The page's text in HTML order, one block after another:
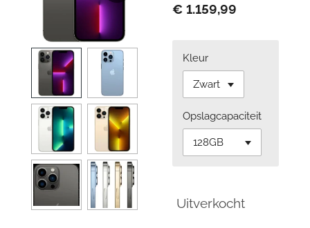
€ 1.159,99
Kleur
Opslagcapaciteit
Uitverkocht